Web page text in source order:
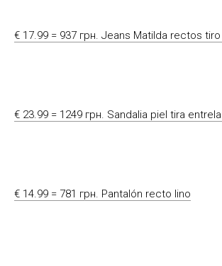
€ 17.99 = 937 грн. Jeans Matilda rectos
€ 23.99 = 1249 грн. Sandalia piel tira
€ 14.99 = 781 грн. Pantalón recto lino